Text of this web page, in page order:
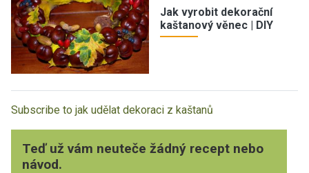
Jak vyrobit dekorační
kaštanový věnec | DIY
Subscribe to jak udělat dekoraci z kaštanů
Teď už vám neuteče žádný recept nebo
návod.